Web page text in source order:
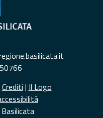
Crediti | Il Logo